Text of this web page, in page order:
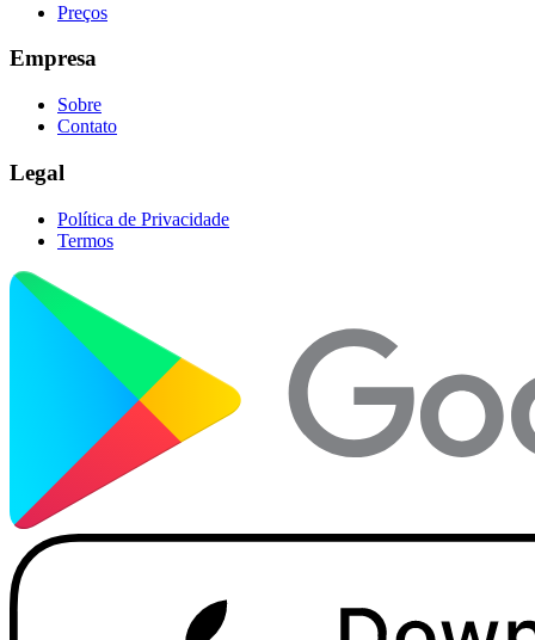
Preços
Empresa
Sobre
Contato
Legal
Política de Privacidade
Termos